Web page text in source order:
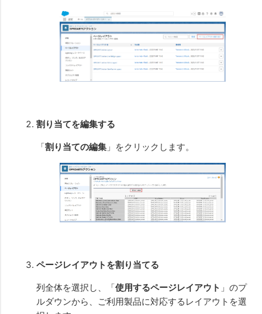
割り当てを編集する
「割り当ての編集 」をクリックします。
ページレイアウトを割り当てる
列全体を選択し、「使用するページレイアウト 」のプ
ルダウンから、ご利用製品に対応するレイアウトを選